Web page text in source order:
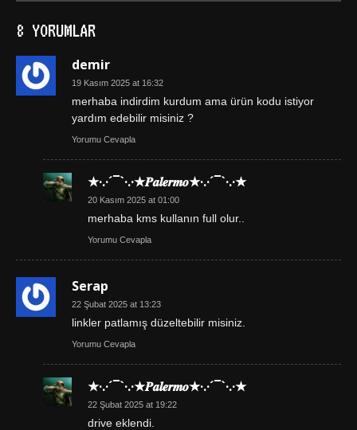
8 YORUMLAR
demir
19 Kasım 2025 at 16:32
merhaba indirdim kurdum ama ürün kodu istiyor
yardım edebilir misiniz ?
Yorumu Cevapla
★·.·´¯`·.·★𝑷𝒂𝒍𝒆𝒓𝒎𝒐★·.·´¯`·.·★
20 Kasım 2025 at 01:00
merhaba kms kullanın full olur..
Yorumu Cevapla
Serap
22 Şubat 2025 at 13:23
linkler patlamış düzeltebilir misiniz.
Yorumu Cevapla
★·.·´¯`·.·★𝑷𝒂𝒍𝒆𝒓𝒎𝒐★·.·´¯`·.·★
22 Şubat 2025 at 19:22
drive eklendi.